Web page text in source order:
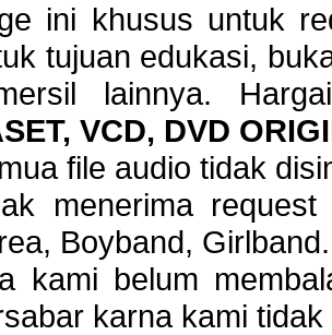
ini khusus untuk
tujuan edukasi,
lainnya.
VCD, DVD
file audio tidak
menerima
Boyband,
kami belum
karna kami